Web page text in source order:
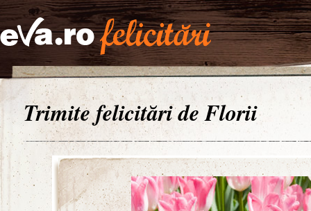
Trimite felicitări de Florii